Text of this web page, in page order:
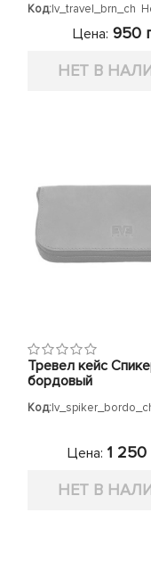
Код:lv_travel_brn_ch
Цена: 950
НЕТ В
Тревел кейс
бордовый
Код:
Цена: 1 250
НЕТ В